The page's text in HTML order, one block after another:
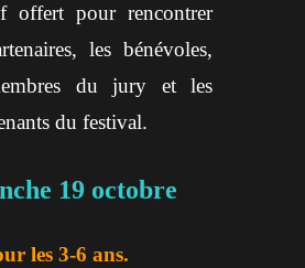
offert pour rencontrer
les bénévoles,
du jury et les
du festival.
19 octobre
les 3-6 ans.